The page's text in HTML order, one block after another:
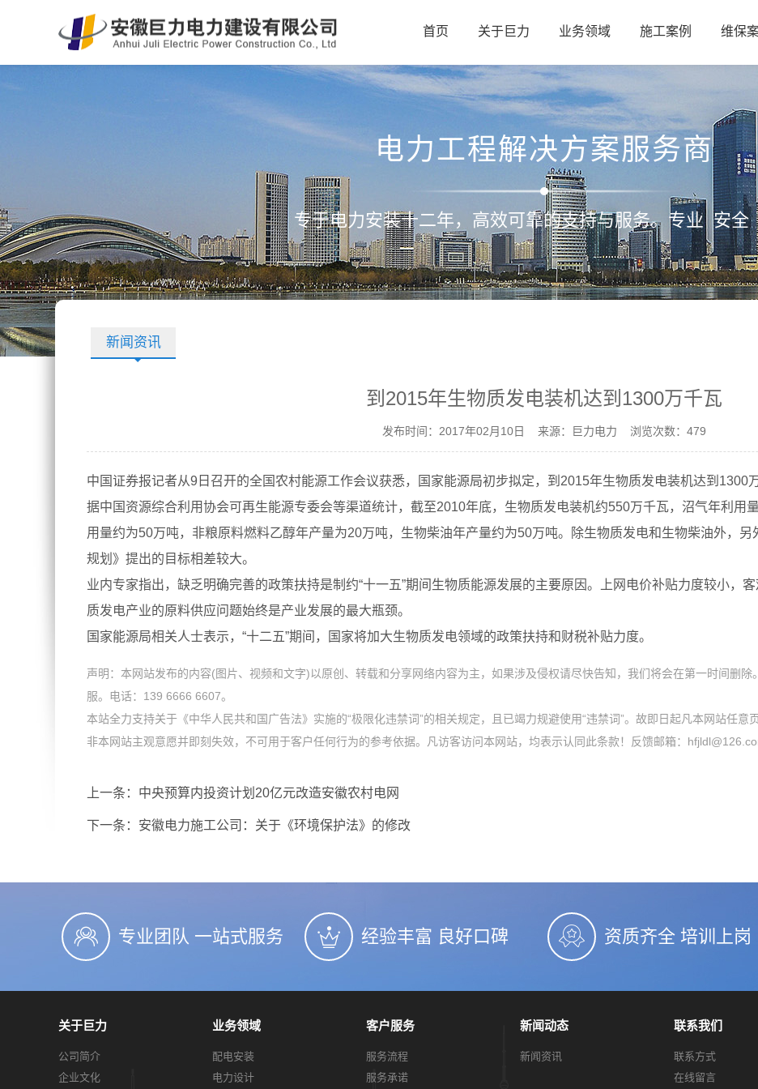
首页 关于巨力 业务领域 施工案例 维保
电力工程解决方案服务商
专于电力安装十二年，高效可靠的支持与服务。专业 安全
新闻资讯
到2015年生物质发电装机达到1300万千瓦
发布时间：2017年02月10日 来源：巨力电力 浏览次数：479
中国证券报记者从9日召开的全国农村能源工作会议获悉，国家能源局初步拟定，到2015年生物质发电装机达到1300万
据中国资源综合利用协会可再生能源专委会等渠道统计，截至2010年底，生物质发电装机约550万千瓦，沼气年利用
用量约为50万吨，非粮原料燃料乙醇年产量为20万吨，生物柴油年产量约为50万吨。除生物质发电和生物柴油外，另
规划》提出的目标相差较大。
业内专家指出，缺乏明确完善的政策扶持是制约“十一五”期间生物质能源发展的主要原因。上网电价补贴力度较小，
质发电产业的原料供应问题始终是产业发展的最大瓶颈。
国家能源局相关人士表示，“十二五”期间，国家将加大生物质发电领域的政策扶持和财税补贴力度。
声明：本网站发布的内容(图片、视频和文字)以原创、转载和分享网络内容为主，如果涉及侵权请尽快告知，我们将会在第一时间删
服。电话：139 6666 6607。
本站全力支持关于《中华人民共和国广告法》实施的“极限化违禁词”的相关规定，且已竭力规避使用“违禁词”。故即日起凡本网站任意
非本网站主观意愿并即刻失效，不可用于客户任何行为的参考依据。凡访客访问本网站，均表示认同此条款！反馈邮箱：
上一条： 中央预算内投资计划20亿元改造安徽农村电网
下一条： 安徽电力施工公司：关于《环境保护法》的修改
专业团队 一站式服务 经验丰富 良好口碑 资质齐全 培训上岗
关于巨力
公司简介
企业文化
业务领域
配电安装
电力设计
客户服务
服务流程
服务承诺
新闻动态
新闻资讯
联系我们
联系方式
在线留言